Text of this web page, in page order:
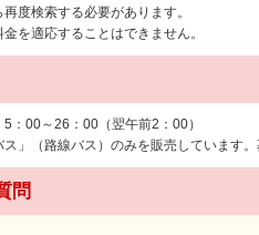
度検索する必要があります。
を適応することはできません。
5：00～26：00（翌午前2：00）
」（路線バス）のみを販売しています
問